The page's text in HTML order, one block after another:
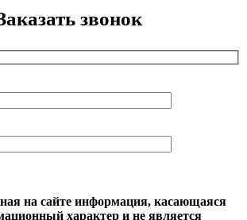
звонок
на сайте информация, касающаяся
характер и не является